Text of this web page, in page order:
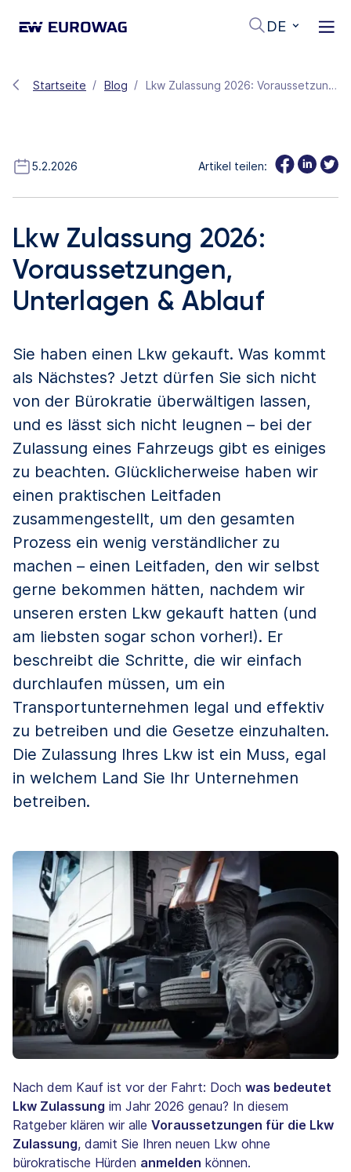
DE
Startseite Blog Lkw Zulassung 2026: Voraussetzungen, Unterlagen & Ablauf
5.2.2026 Artikel teilen:
Lkw Zulassung 2026:
Voraussetzungen,
Unterlagen & Ablauf
Sie haben einen Lkw gekauft. Was kommt
als Nächstes? Jetzt dürfen Sie sich nicht
von der Bürokratie überwältigen lassen,
und es lässt sich nicht leugnen – bei der
Zulassung eines Fahrzeugs gibt es einiges
zu beachten. Glücklicherweise haben wir
einen praktischen Leitfaden
zusammengestellt, um den gesamten
Prozess ein wenig verständlicher zu
machen – einen Leitfaden, den wir selbst
gerne bekommen hätten, nachdem wir
unseren ersten Lkw gekauft hatten (und
am liebsten sogar schon vorher!). Er
beschreibt die Schritte, die wir einfach
durchlaufen müssen, um ein
Transportunternehmen legal und effektiv
zu betreiben und die Gesetze einzuhalten.
Die Zulassung Ihres Lkw ist ein Muss, egal
in welchem ​​Land Sie Ihr Unternehmen
betreiben.
Nach dem Kauf ist vor der Fahrt: Doch was bedeutet
Lkw Zulassung im Jahr 2026 genau? In diesem
Ratgeber klären wir alle Voraussetzungen für die Lkw
Zulassung, damit Sie Ihren neuen Lkw ohne
bürokratische Hürden anmelden können.